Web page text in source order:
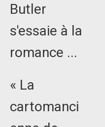
Butler
s'essaie à la
romance ...
« La
cartomanci